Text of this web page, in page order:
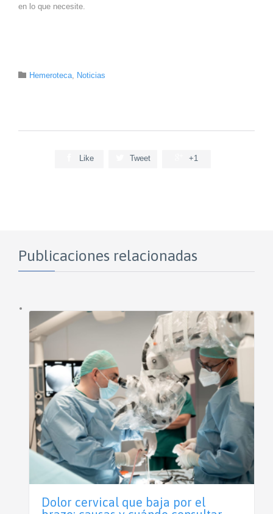
en lo que necesite.
 Category
Hemeroteca Noticias
Like Tweet +1
Publicaciones relacionadas
Dolor cervical que baja por el